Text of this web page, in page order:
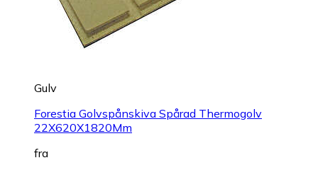
Gulv
Forestia Golvspånskiva Spårad Thermogolv
22X620X1820Mm
fra